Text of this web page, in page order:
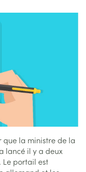
la ministre de la
lancé il y a deux
Le portail est